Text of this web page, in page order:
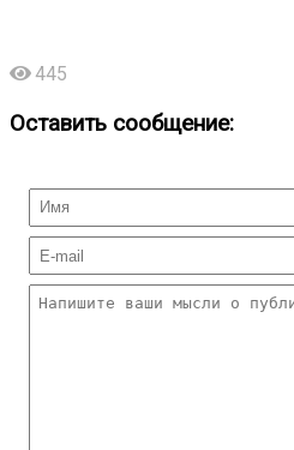
445
Оставить сообщение: